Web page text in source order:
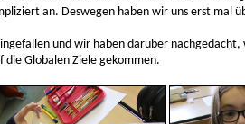
an. Deswegen haben wir uns erst mal
und wir haben darüber nachgedacht,
die Globalen Ziele gekommen.